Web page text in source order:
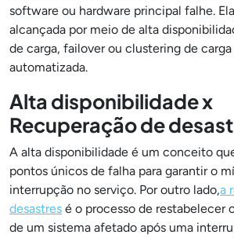
software ou hardware principal falhe.
alcançada por meio de alta
de carga, failover ou clustering de
automatizada.
Alta disponibilidade x
Recuperação de
A alta disponibilidade é um conceito
pontos únicos de falha para garantir o
interrupção no serviço. Por outro lado,a
desastres é o processo de restabelecer
de um sistema afetado após uma